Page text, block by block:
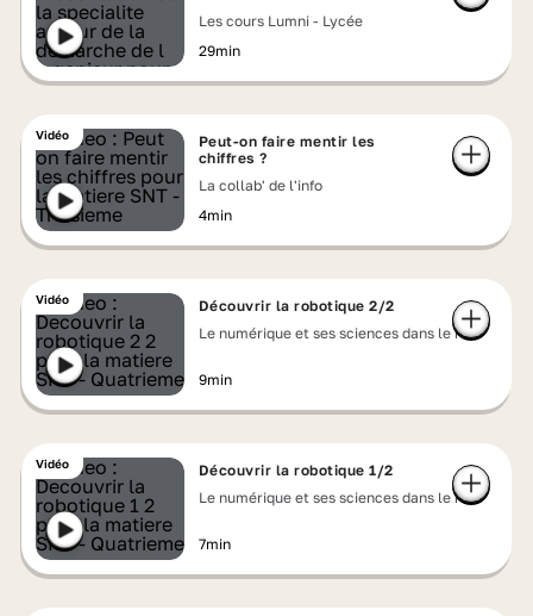
Les cours Lumni - Lycée
29min
Vidéo
Peut-on faire mentir les
chiffres ?
La collab' de l'info
4min
Vidéo
Découvrir la robotique 2/2
Le numérique et ses sciences dans le réel
9min
Vidéo
Découvrir la robotique 1/2
Le numérique et ses sciences dans le réel
7min